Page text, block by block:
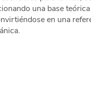
una base
en una